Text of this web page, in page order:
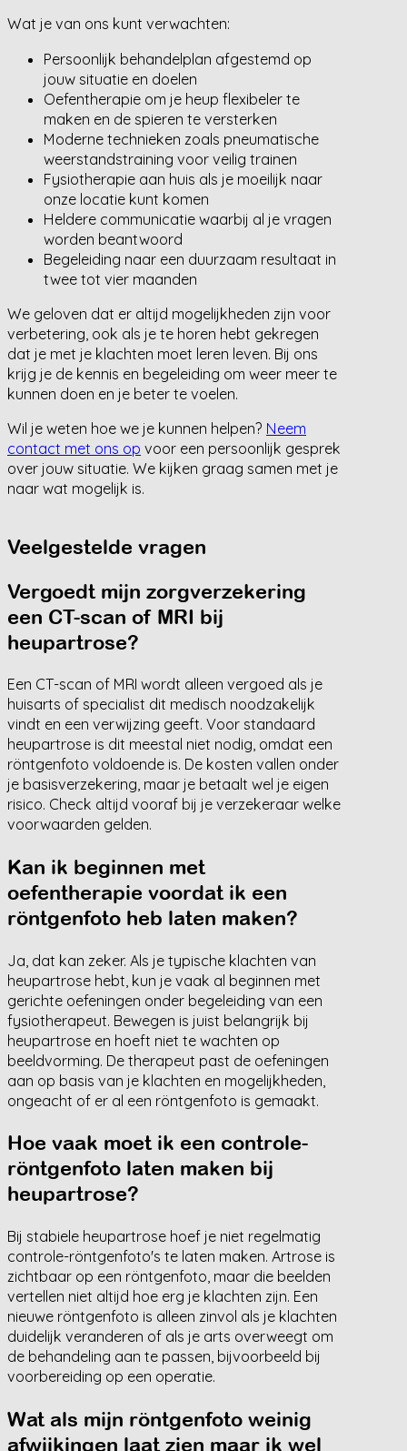
Wat je van ons kunt verwachten:
Persoonlijk behandelplan afgestemd op
jouw situatie en doelen
Oefentherapie om je heup flexibeler te
maken en de spieren te versterken
Moderne technieken zoals pneumatische
weerstandstraining voor veilig trainen
Fysiotherapie aan huis als je moeilijk naar
onze locatie kunt komen
Heldere communicatie waarbij al je vragen
worden beantwoord
Begeleiding naar een duurzaam resultaat in
twee tot vier maanden
We geloven dat er altijd mogelijkheden zijn voor
verbetering, ook als je te horen hebt gekregen
dat je met je klachten moet leren leven. Bij ons
krijg je de kennis en begeleiding om weer meer te
kunnen doen en je beter te voelen.
Wil je weten hoe we je kunnen helpen? Neem
contact met ons op voor een persoonlijk gesprek
over jouw situatie. We kijken graag samen met je
naar wat mogelijk is.
Veelgestelde vragen
Vergoedt mijn zorgverzekering
een CT-scan of MRI bij
heupartrose?
Een CT-scan of MRI wordt alleen vergoed als je
huisarts of specialist dit medisch noodzakelijk
vindt en een verwijzing geeft. Voor standaard
heupartrose is dit meestal niet nodig, omdat een
röntgenfoto voldoende is. De kosten vallen onder
je basisverzekering, maar je betaalt wel je eigen
risico. Check altijd vooraf bij je verzekeraar welke
voorwaarden gelden.
Kan ik beginnen met
oefentherapie voordat ik een
röntgenfoto heb laten maken?
Ja, dat kan zeker. Als je typische klachten van
heupartrose hebt, kun je vaak al beginnen met
gerichte oefeningen onder begeleiding van een
fysiotherapeut. Bewegen is juist belangrijk bij
heupartrose en hoeft niet te wachten op
beeldvorming. De therapeut past de oefeningen
aan op basis van je klachten en mogelijkheden,
ongeacht of er al een röntgenfoto is gemaakt.
Hoe vaak moet ik een controle-
röntgenfoto laten maken bij
heupartrose?
Bij stabiele heupartrose hoef je niet regelmatig
controle-röntgenfoto's te laten maken. Artrose is
zichtbaar op een röntgenfoto, maar die beelden
vertellen niet altijd hoe erg je klachten zijn. Een
nieuwe röntgenfoto is alleen zinvol als je klachten
duidelijk veranderen of als je arts overweegt om
de behandeling aan te passen, bijvoorbeeld bij
voorbereiding op een operatie.
Wat als mijn röntgenfoto weinig
afwijkingen laat zien maar ik wel